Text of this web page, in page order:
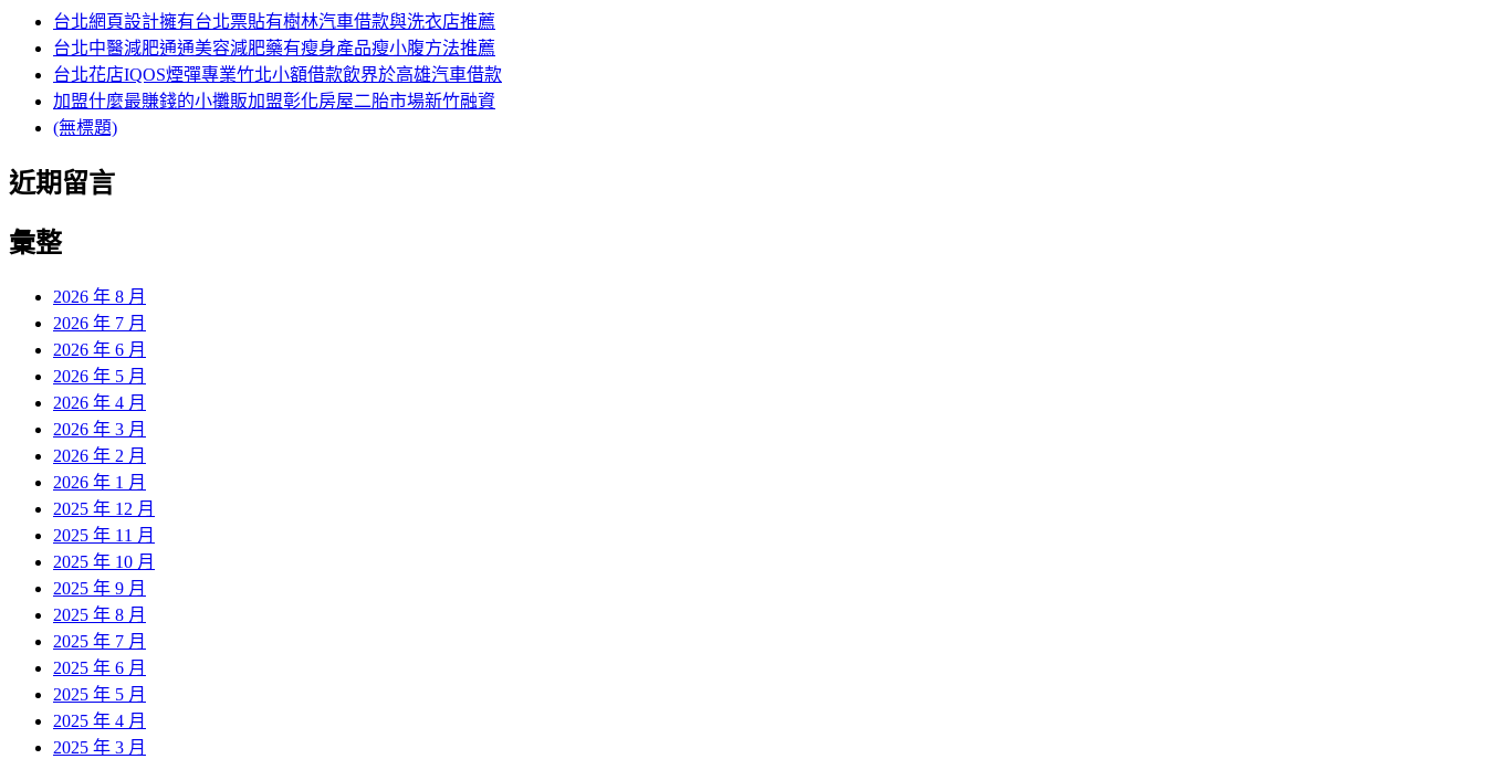
台北網頁設計擁有台北票貼有樹林汽車借款與洗衣店推薦
台北中醫減肥通通美容減肥藥有瘦身產品瘦小腹方法推薦
台北花店IQOS煙彈專業竹北小額借款飲界於高雄汽車借款
加盟什麼最賺錢的小攤販加盟彰化房屋二胎市場新竹融資
(無標題)
近期留言
彙整
2026 年 8 月
2026 年 7 月
2026 年 6 月
2026 年 5 月
2026 年 4 月
2026 年 3 月
2026 年 2 月
2026 年 1 月
2025 年 12 月
2025 年 11 月
2025 年 10 月
2025 年 9 月
2025 年 8 月
2025 年 7 月
2025 年 6 月
2025 年 5 月
2025 年 4 月
2025 年 3 月